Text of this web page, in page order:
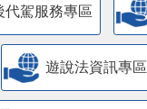
代駕服務專區
遊說法資訊專區